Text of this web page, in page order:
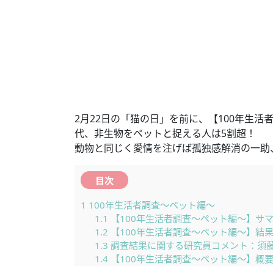
2月22日の「猫の日」を前に、【100年生
代、非生物をペットと捉える人は5割超！
動物と同じく愛情を注げば孤独感解消の一
目次
1 100年生活者調査～ペット編～
1.1
【100年生活者調査～ペット編～】サ
1.2 【100年生活者調査～ペット編～】結
1.3 調査結果に関する研究員コメント：須
1.4【100年生活者調査～ペット編～】概要